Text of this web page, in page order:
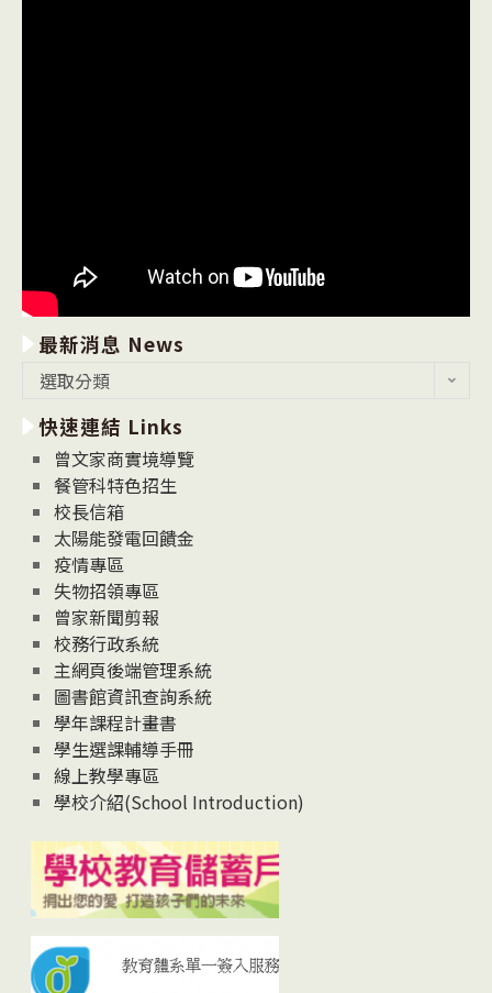
最新消息 News
消
息
News
選取分類
快速連結 Links
曾文家商實境導覽
餐管科特色招生
校長信箱
太陽能發電回饋金
疫情專區
失物招領專區
曾家新聞剪報
校務行政系統
主網頁後端管理系統
圖書館資訊查詢系統
學年課程計畫書
學生選課輔導手冊
線上教學專區
學校介紹(School Introduction)